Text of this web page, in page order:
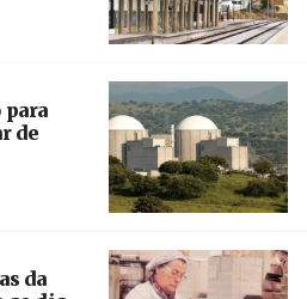
para
de
da